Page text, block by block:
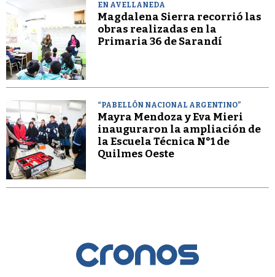
EN AVELLANEDA
Magdalena Sierra recorrió las
obras realizadas en la
Primaria 36 de Sarandí
“PABELLÓN NACIONAL ARGENTINO”
Mayra Mendoza y Eva Mieri
inauguraron la ampliación de
la Escuela Técnica N°1 de
Quilmes Oeste